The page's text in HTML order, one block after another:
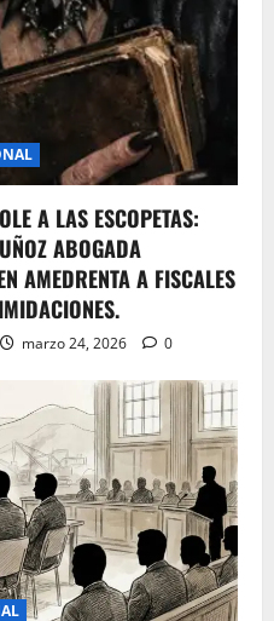
A LAS ESCOPETAS:
ABOGADA
AMEDRENTA A FISCALES
marzo 24, 2026 0